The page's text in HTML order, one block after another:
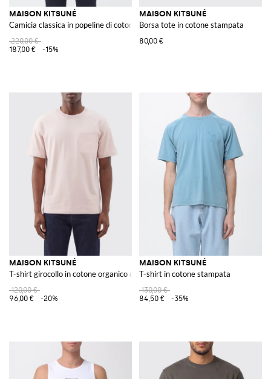
MAISON KITSUNÉ
Camicia classica in popeline di cotone
220,00 €
187,00 €
-15%
MAISON KITSUNÉ
Borsa tote in cotone stampata
80,00 €
MAISON KITSUNÉ
T-shirt girocollo in cotone organico con tasca a toppa e logo ricamato
120,00 €
96,00 €
-20%
MAISON KITSUNÉ
T-shirt in cotone stampata
130,00 €
84,50 €
-35%